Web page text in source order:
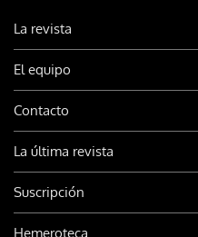
La revista
El equipo
Contacto
La última revista
Suscripción
Hemeroteca